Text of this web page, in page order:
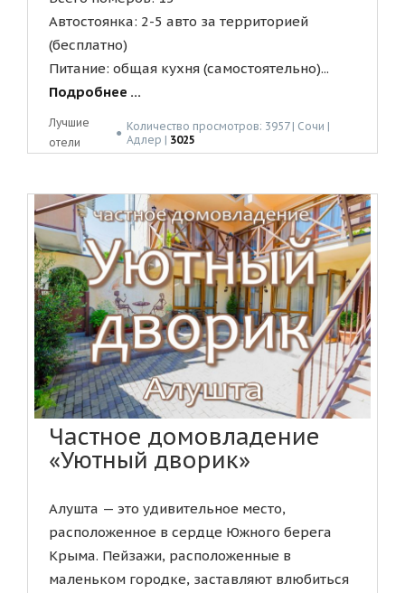
Автостоянка: 2-5 авто за территорией
(бесплатно)
Питание: общая кухня (самостоятельно)...
Подробнее ...
Лучшие
отели
● Количество просмотров: 3957 | Сочи |
Адлер | 3025
Частное домовладение
«Уютный дворик»
Алушта — это удивительное место,
расположенное в сердце Южного берега
Крыма. Пейзажи, расположенные в
маленьком городке, заставляют влюбиться